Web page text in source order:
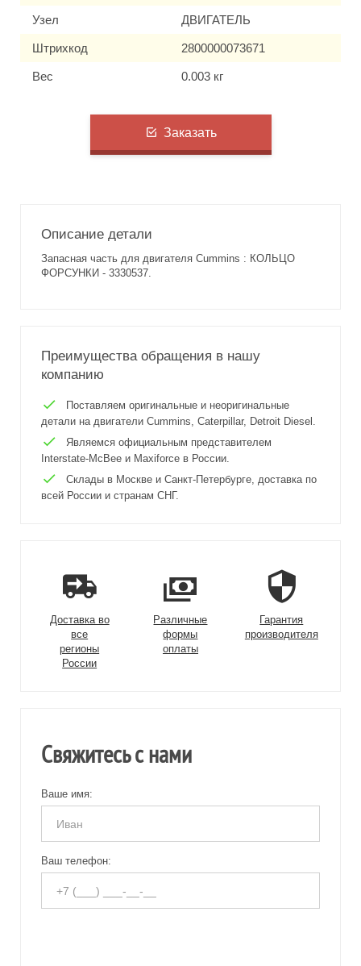
Узел ДВИГАТЕЛЬ
Штрихкод 2800000073671
Вес 0.003 кг
Заказать
Описание детали
Запасная часть для двигателя Cummins : КОЛЬЦО
ФОРСУНКИ - 3330537.
Преимущества обращения в нашу
компанию
Поставляем оригинальные и неоригинальные
детали на двигатели Cummins, Caterpillar, Detroit Diesel.
Являемся официальным представителем
Interstate-McBee и Maxiforce в России.
Склады в Москве и Санкт-Петербурге, доставка по
всей России и странам СНГ.
Доставка во
все
регионы
России
Различные
формы
оплаты
Гарантия
производителя
Свяжитесь с нами
Ваше имя:
Ваш телефон: